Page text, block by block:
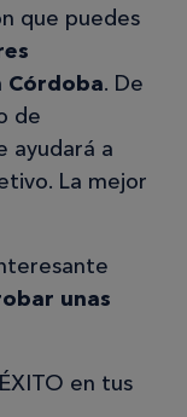
que puedes
Córdoba. De
de
ayudará a
La mejor
unas